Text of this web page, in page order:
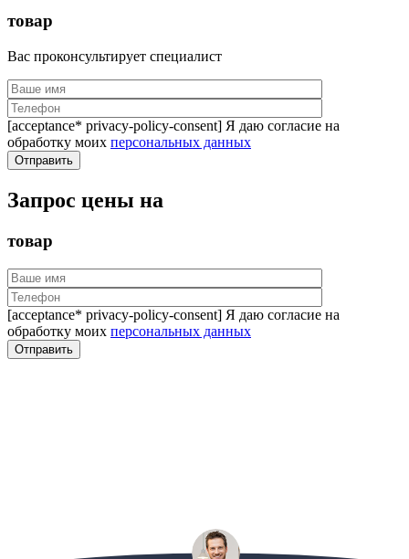
товар
Вас проконсультирует специалист
[acceptance* privacy-policy-consent] Я даю согласие на
обработку моих персональных данных
Запрос цены на
товар
[acceptance* privacy-policy-consent] Я даю согласие на
обработку моих персональных данных